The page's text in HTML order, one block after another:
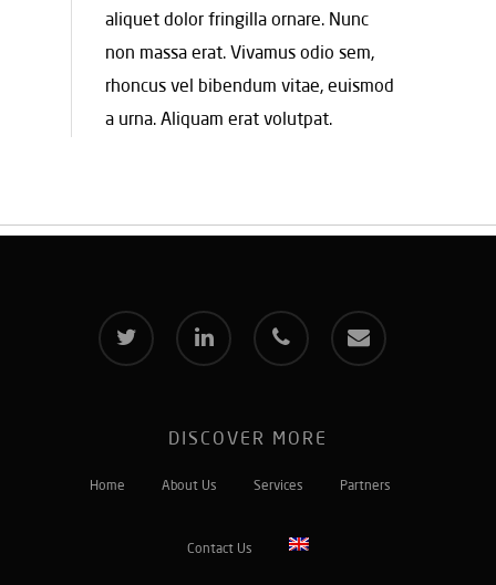
aliquet dolor fringilla ornare. Nunc
non massa erat. Vivamus odio sem,
rhoncus vel bibendum vitae, euismod
a urna. Aliquam erat volutpat.
twitter linkedin phone email
DISCOVER MORE
Home About Us Services Partners
Contact Us